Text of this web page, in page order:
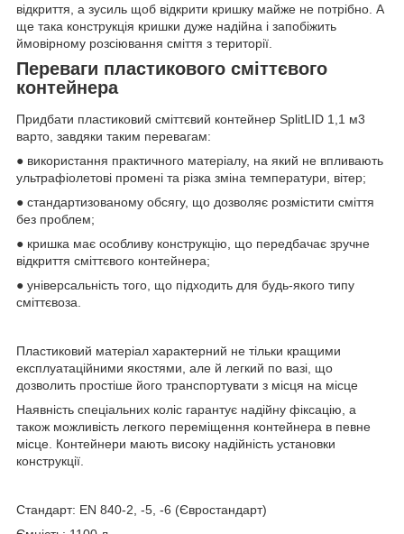
відкриття, а зусиль щоб відкрити кришку майже не потрібно. А
ще така конструкція кришки дуже надійна і запобіжить
ймовірному розсіювання сміття з території.
Переваги пластикового сміттєвого
контейнера
Придбати пластиковий сміттєвий контейнер SplitLID 1,1 м3
варто, завдяки таким перевагам:
● використання практичного матеріалу, на який не впливають
ультрафіолетові промені та різка зміна температури, вітер;
● стандартизованому обсягу, що дозволяє розмістити сміття
без проблем;
● кришка має особливу конструкцію, що передбачає зручне
відкриття сміттєвого контейнера;
● універсальність того, що підходить для будь-якого типу
сміттєвоза.
Пластиковий матеріал характерний не тільки кращими
експлуатаційними якостями, але й легкий по вазі, що
дозволить простіше його транспортувати з місця на місце
Наявність спеціальних коліс гарантує надійну фіксацію, а
також можливість легкого переміщення контейнера в певне
місце. Контейнери мають високу надійність установки
конструкції.
Стандарт: EN 840-2, -5, -6 (Євростандарт)